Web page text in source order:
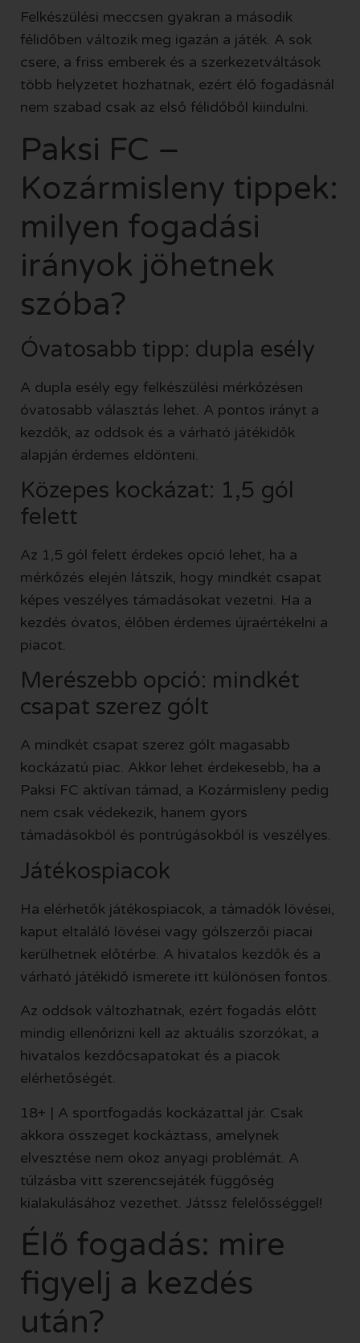
Felkészülési meccsen gyakran a második
félidőben változik meg igazán a játék. A sok
csere, a friss emberek és a szerkezetváltások
több helyzetet hozhatnak, ezért élő fogadásnál
nem szabad csak az első félidőből kiindulni.
Paksi FC –
Kozármisleny tippek:
milyen fogadási
irányok jöhetnek
szóba?
Óvatosabb tipp: dupla esély
A dupla esély egy felkészülési mérkőzésen
óvatosabb választás lehet. A pontos irányt a
kezdők, az oddsok és a várható játékidők
alapján érdemes eldönteni.
Közepes kockázat: 1,5 gól
felett
Az 1,5 gól felett érdekes opció lehet, ha a
mérkőzés elején látszik, hogy mindkét csapat
képes veszélyes támadásokat vezetni. Ha a
kezdés óvatos, élőben érdemes újraértékelni a
piacot.
Merészebb opció: mindkét
csapat szerez gólt
A mindkét csapat szerez gólt magasabb
kockázatú piac. Akkor lehet érdekesebb, ha a
Paksi FC aktívan támad, a Kozármisleny pedig
nem csak védekezik, hanem gyors
támadásokból és pontrúgásokból is veszélyes.
Játékospiacok
Ha elérhetők játékospiacok, a támadók lövései,
kaput eltaláló lövései vagy gólszerzői piacai
kerülhetnek előtérbe. A hivatalos kezdők és a
várható játékidő ismerete itt különösen fontos.
Az oddsok változhatnak, ezért fogadás előtt
mindig ellenőrizni kell az aktuális szorzókat, a
hivatalos kezdőcsapatokat és a piacok
elérhetőségét.
18+ | A sportfogadás kockázattal jár. Csak
akkora összeget kockáztass, amelynek
elvesztése nem okoz anyagi problémát. A
túlzásba vitt szerencsejáték függőség
kialakulásához vezethet. Játssz felelősséggel!
Élő fogadás: mire
figyelj a kezdés
után?